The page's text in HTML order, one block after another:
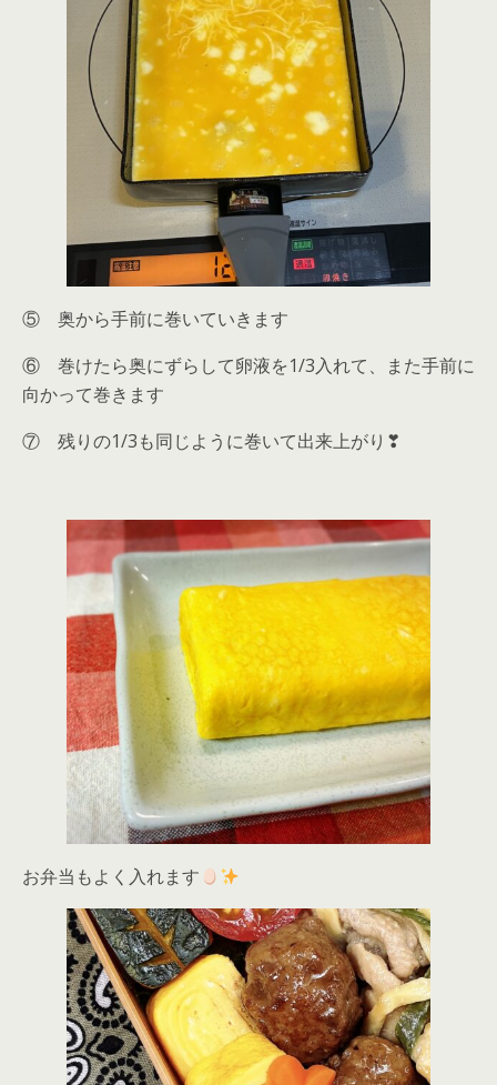
⑤ 奥から手前に巻いていきます
⑥ 巻けたら奥にずらして卵液を1/3入れて、また手前に
向かって巻きます
⑦ 残りの1/3も同じように巻いて出来上がり❣
お弁当もよく入れます